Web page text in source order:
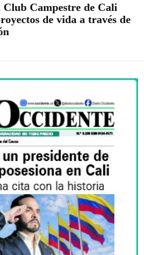
Club Campestre de Cali
de vida a través de